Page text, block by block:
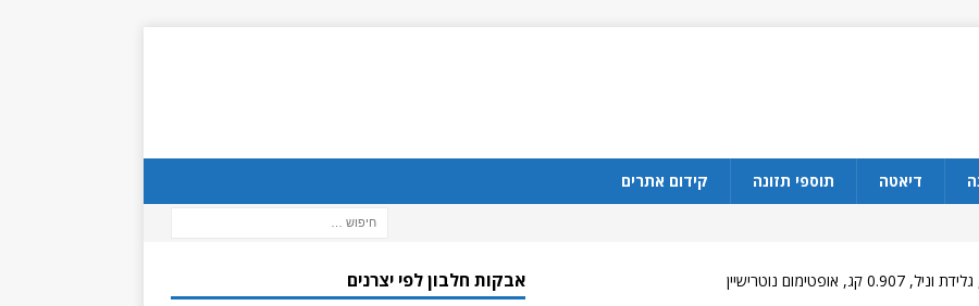
דיאטה תוספי תזונה קידום אתרים
נוטרישיין אבקות חלבון לפי יצרנים